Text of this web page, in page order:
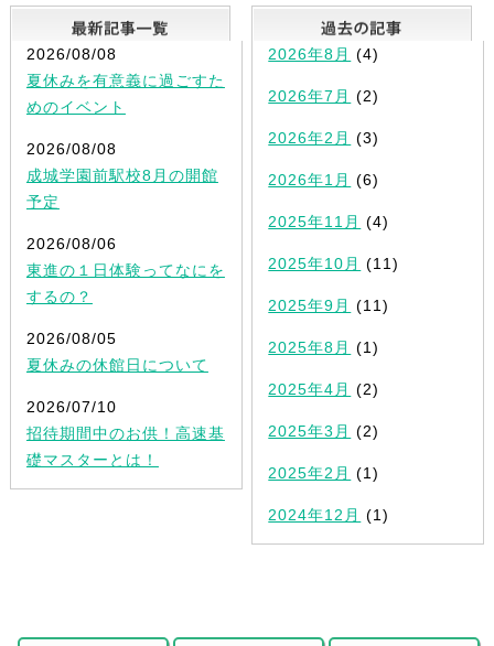
最新記事一覧
2026/08/08
夏休みを有意義に過ごすた
めのイベント
2026/08/08
成城学園前駅校8月の開館
予定
2026/08/06
東進の１日体験ってなにを
するの？
2026/08/05
夏休みの休館日について
2026/07/10
招待期間中のお供！高速基
礎マスターとは！
2026年8月 (4)
2026年7月 (2)
2026年2月 (3)
2026年1月 (6)
2025年11月 (4)
2025年10月 (11)
2025年9月 (11)
2025年8月 (1)
2025年4月 (2)
2025年3月 (2)
2025年2月 (1)
2024年12月 (1)